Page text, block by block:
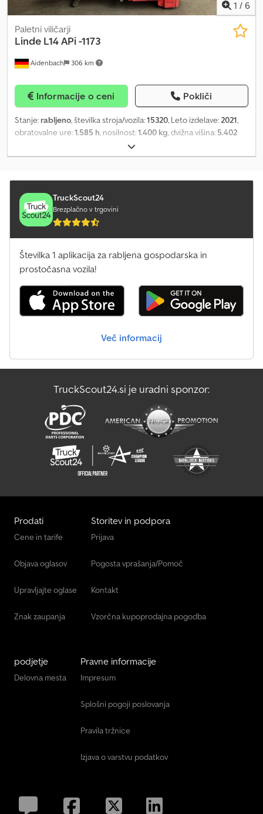
1 / 6
Aidenbach 306 km
Paletni viličarji
Linde L14 APi -1173
Informacije o ceni Pokliči
Stanje: rabljeno, številka stroja/vozila:15320, Leto izdelave:2021,
obratovalne ure:1.585 h, nosilnost:1.400 kg, dvižna višina: 5.402
1.850 mm, gradbena višina:
dolžina vilic:1.150 mm, velikost sprednje pnevmatike:, velikost
proizvajalec: Linde Dkjdpfx Amozhy Disisr
TruckScout24
Brezplačno v trgovini
Številka 1 aplikacija za rabljena gospodarska in
prostočasna vozila!
Več informacij
TruckScout24.si je uradni sponzor:
Prodati
Cene in tarife
Objava oglasov
Upravljajte oglase
Znak zaupanja
Storitev in podpora
Prijava
Pogosta vprašanja/Pomoč
Kontakt
Vzorčna kupoprodajna pogodba
podjetje
Delovna mesta
Pravne informacije
Impresum
Splošni pogoji poslovanja
Pravila tržnice
Izjava o varstvu podatkov